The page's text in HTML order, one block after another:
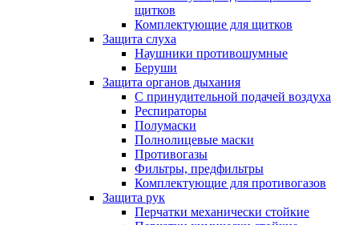
щитков
Комплектующие для щитков
Защита слуха
Наушники противошумные
Беруши
Защита органов дыхания
С принудительной подачей воздуха
Респираторы
Полумаски
Полнолицевые маски
Противогазы
Фильтры, предфильтры
Комплектующие для противогазов
Защита рук
Перчатки механически стойкие